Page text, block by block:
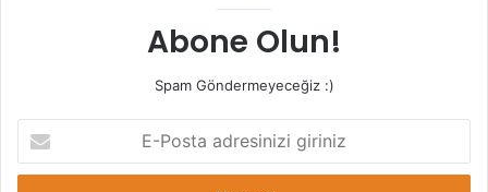
Abone Olun!
Spam Göndermeyeceğiz :)
Posta
adresinizi